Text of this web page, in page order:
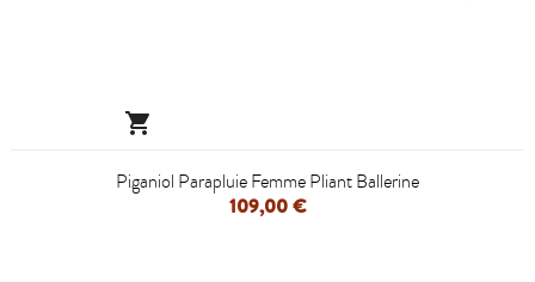

Piganiol Parapluie Femme Pliant Ballerine
109,00 €